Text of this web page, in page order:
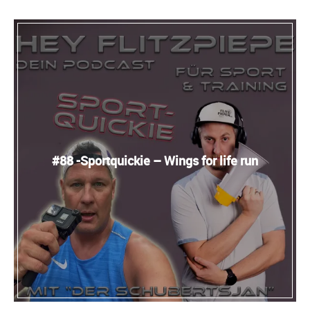
#88 -Sportquickie – Wings for life run